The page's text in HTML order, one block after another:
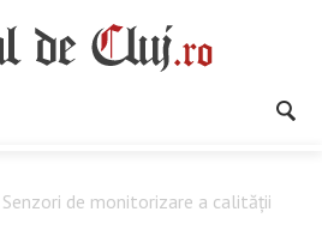
Senzori de monitorizare a calității